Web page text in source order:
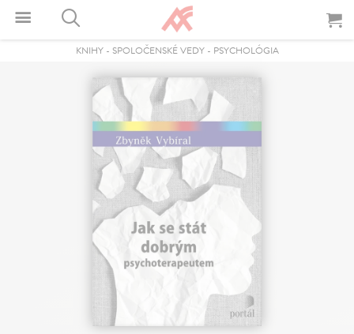
KNIHY- SPOLOČENSKÉ VEDY- PSYCHOLÓGIA